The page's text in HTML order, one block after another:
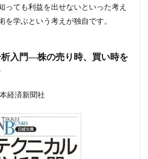
っても利益を出せないといった考え
を学ぶという考えが独自です。
入門―株の売り時、買い時を
経済新聞社